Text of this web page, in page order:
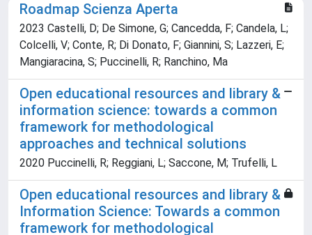
Roadmap Scienza Aperta
2023 Castelli, D; De Simone, G; Cancedda, F; Candela, L;
Colcelli, V; Conte, R; Di Donato, F; Giannini, S; Lazzeri, E;
Mangiaracina, S; Puccinelli, R; Ranchino, Ma
Open educational resources and library &
information science: towards a common
framework for methodological
approaches and technical solutions
2020 Puccinelli, R; Reggiani, L; Saccone, M; Trufelli, L
Open educational resources and library &
Information Science: Towards a common
framework for methodological